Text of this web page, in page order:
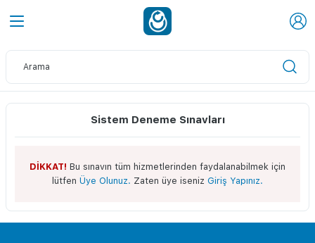
Sistem Deneme Sınavları
DİKKAT! Bu sınavın tüm hizmetlerinden faydalanabilmek için
lütfen Üye Olunuz. Zaten üye iseniz Giriş Yapınız.